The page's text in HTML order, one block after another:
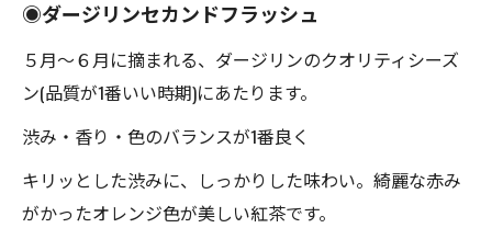
◉ダージリンセカンドフラッシュ
５月〜６月に摘まれる、ダージリンのクオリティシーズ
ン(品質が1番いい時期)にあたります。
渋み・香り・色のバランスが1番良く
キリッとした渋みに、しっかりした味わい。綺麗な赤み
がかったオレンジ色が美しい紅茶です。